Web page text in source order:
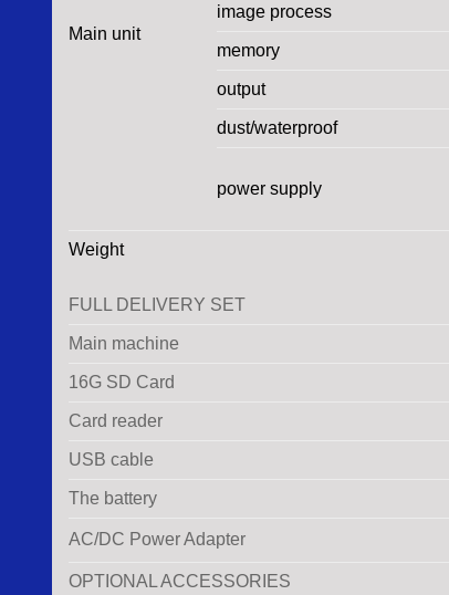
Main unit
image process
memory
output
dust/waterproof
power supply
Weight
FULL DELIVERY SET
Main machine
16G SD Card
Card reader
USB cable
The battery
AC/DC Power Adapter
OPTIONAL ACCESSORIES